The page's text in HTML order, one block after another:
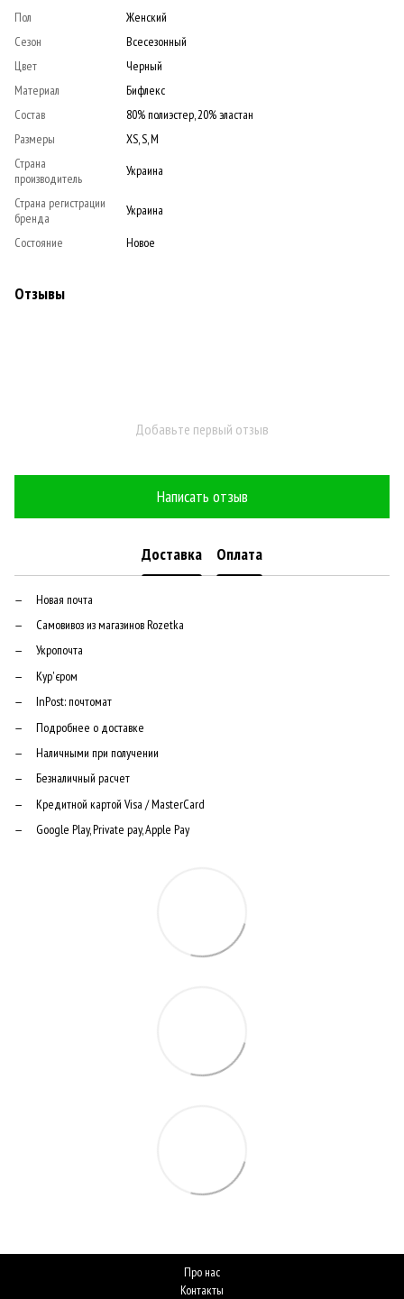
Пол
Женский
Сезон
Всесезонный
Цвет
Черный
Материал
Бифлекс
Состав
80% полиэстер, 20% эластан
Размеры
XS, S, M
Страна
производитель
Украина
Страна регистрации
бренда
Украина
Состояние
Новое
Отзывы
Добавьте первый отзыв
Написать отзыв
Доставка Оплата
Новая почта
Самовивоз из магазинов Rozetka
Укропочта
Кур'єром
InPost: почтомат
Подробнее о доставке
Наличными при получении
Безналичный расчет
Кредитной картой Visa / MasterCard
Google Play, Private pay, Apple Pay
Про нас
Контакты